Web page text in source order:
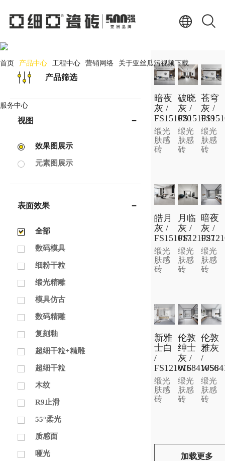
首页 产品中心 工程中心 营销网络 关于亚丝瓜污视频下载
服务中心
PRODUCT CENTER
产品筛选
视图
效果图展示
元素图展示
表面效果
全部
数码模具
细粉干粒
缎光精雕
模具仿古
数码精雕
复刻釉
超细干粒+精雕
超细干粒
木纹
R9止滑
55°柔光
质感面
哑光
暗夜
灰 /
FS151020
缎光
肤感
砖
破晓
灰 /
FS151019
缎光
肤感
砖
苍穹
灰 /
缎光
肤感
砖
皓月
灰 /
FS151017
缎光
肤感
砖
月临
灰 /
FS121027
缎光
肤感
砖
暗夜
灰 /
缎光
肤感
砖
新雅
士白
/
FS121016
缎光
肤感
砖
伦敦
绅士
灰 /
WS841056
缎光
肤感
砖
伦敦
雅灰
/
缎光
肤感
砖
加载更多